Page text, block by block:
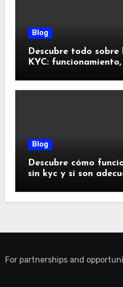
Blog
Descubre todo sobre
KYC:
Blog
Descubre cómo
sin kyc y si son
For partnerships and